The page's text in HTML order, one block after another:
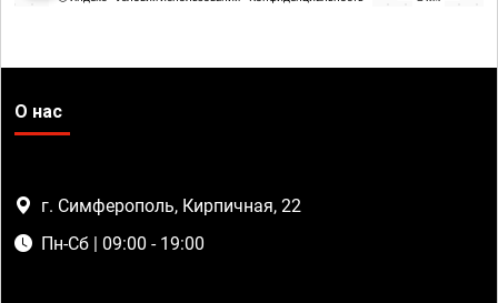
О нас
г. Симферополь, Кирпичная, 22
Пн-Сб | 09:00 - 19:00